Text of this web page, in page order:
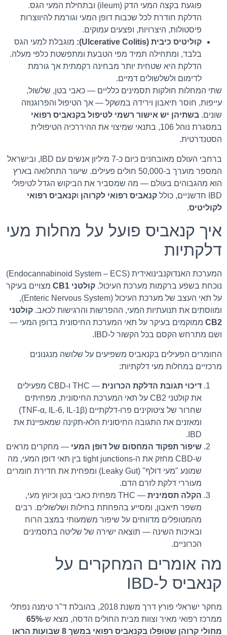
פוגעת בקצה המעי הדק (ileum) ובתחילת המעי הגס.
הדלקת חודרת לכל שכבות דופן המעי וגורמת להיווצרות
פיסטולות, היצרויות, ופצעים עמוקים.
קוליטיס כיבית (Ulcerative Colitis):
מוגבלת למעי הגס
בלבד, ומתחילה תמיד מפי הטבעת ומתפשטת כלפי מעלה.
הדלקת היא שטחית יותר מבחינה רקמתית אך גורמת
לדימום ולשלשולים דמיים.
שתי המחלות חולקות תסמינים כלליים — כאבי בטן, שלשול,
עייפות, חוסר תיאבון וירידה במשקל — אך הטיפול והפרוגנוזה
שונים. בשתיהן יש אישור רשמי לטיפול בקנאביס רפואי
במסגרת נוהל 106, בתנאי שמיצוי את ההיררכיה הטיפולית
הסטנדרטית.
ברחבי העולם מאובחנים כיום כ-7 מיליון אנשים עם IBD, ובישראל
המספר מוערך ב-50,000 חולים פעילים. שיעור התחלואה בארץ
הוא מהגבוהים בעולם — מה שמסביר את הביקוש הגדל לטיפולי
IBD חדשניים, כולל
קנאביס רפואי לקרוהן וקנאביס רפואי
לקוליטיס.
איך קנאביס פועל על מחלות מעי
דלקתיות
המערכת האנדוקנבינואידית (Endocannabinoid System – ECS)
נוכחת בשפע ברקמות מערכת העיכול. קולטני CB1
מצויים בעיקר
על תאי העצב של מערכת העיכול (Enteric Nervous System),
ומווסתים את תנועתיות המעי, ההפרשות והרגישות לכאב. קולטני
CB2 ממוקמים בעיקר על תאי המערכת החיסונית בדופן המעי —
ושם מתרחש הקסם בכל הקשור ל-IBD.
החומרים הפעילים בקנאביס משפיעים על שלושה מנגנונים
מרכזיים במחלות מעי דלקתיות:
דיכוי תגובת הדלקת הכרונית
— THC ו-CBD מפעילים
את קולטני CB2 על תאי המערכת החיסונית, מפחיתים
שחרור של ציטוקינים פרו-דלקתיים (TNF-α, IL-6, IL-1β)
ומאזנים את התגובה החיסונית הלא-תקינה שמאפיינת את
IBD.
שיפור תפקוד המחסום של דופן המעי — מחקרים מראים
ש-CBD מחזק את ה-tight junctions בין תאי דופן המעי, מה
שמונע "מעי דולף" (Leaky Gut) ומפחית את חדירת חומרים
מעוררי דלקת לזרם הדם.
הקלה תסמינית
— THC מפחית כאבי בטן וכיווץ מעי,
משפר תיאבון, ומסייע בהפחתת בחילות ושלשולים. רבים
מהמטופלים מדווחים על שיפור משמעותי במצב הרוח
ובאיכות השינה — תוצאה ישירה של שליטה בתסמינים
הכרוניים.
מה אומרים המחקרים על
קנאביס ל-IBD
מחקר ישראלי פורץ דרך משנת 2018, בהובלת ד"ר טימנה נפתלי
ממרכז רפואי מאיר וצוות מבית החולים הדסה, מצא ש-65%
מחולי קרוהן שטופלו בקנאביס רפואי במשך 8 שבועות הראו